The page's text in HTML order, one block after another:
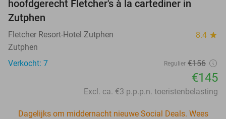
hoofdgerecht Fletcher's à la cartediner in
Zutphen
Fletcher Resort-Hotel Zutphen 8.4 star
Zutphen
Verkocht: 7
Regulier €156
€145
Excl. ca. €3 p.p.p.n. toeristenbelasting
Dagelijks om middernacht nieuwe Social Deals. Wees